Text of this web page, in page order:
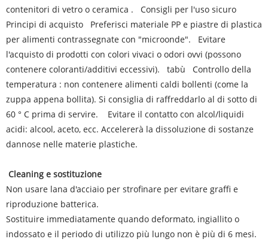
contenitori di vetro o ceramica ‌. ‌ ‌ Consigli per l'uso sicuro ‌ ‌
Principi di acquisto ‌ ‌ Preferisci materiale PP e piastre di plastica
per alimenti contrassegnate con "microonde". ‌ ‌ Evitare
l'acquisto di prodotti con colori vivaci o odori ovvi (possono
contenere coloranti/additivi eccessivi). ‌ ‌ tabù ‌ ‌ Controllo della
temperatura ‌: non contenere alimenti caldi bollenti (come la
zuppa appena bollita). Si consiglia di raffreddarlo al di sotto di
60 ° C prima di servire. ‌ ‌ ‌ Evitare il contatto con alcol/liquidi
acidi‌: alcool, aceto, ecc. Accelererà la dissoluzione di sostanze
dannose nelle materie plastiche‌.
‌ Cleaning e sostituzione‌
Non usare lana d'acciaio per strofinare per evitare graffi e
riproduzione batterica‌.
Sostituire immediatamente quando deformato, ingiallito o
indossato e il periodo di utilizzo più lungo non è più di 6 mesi.